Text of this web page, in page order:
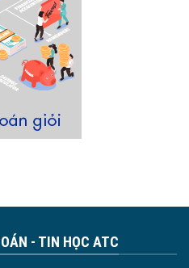
- TIN HỌC ATC